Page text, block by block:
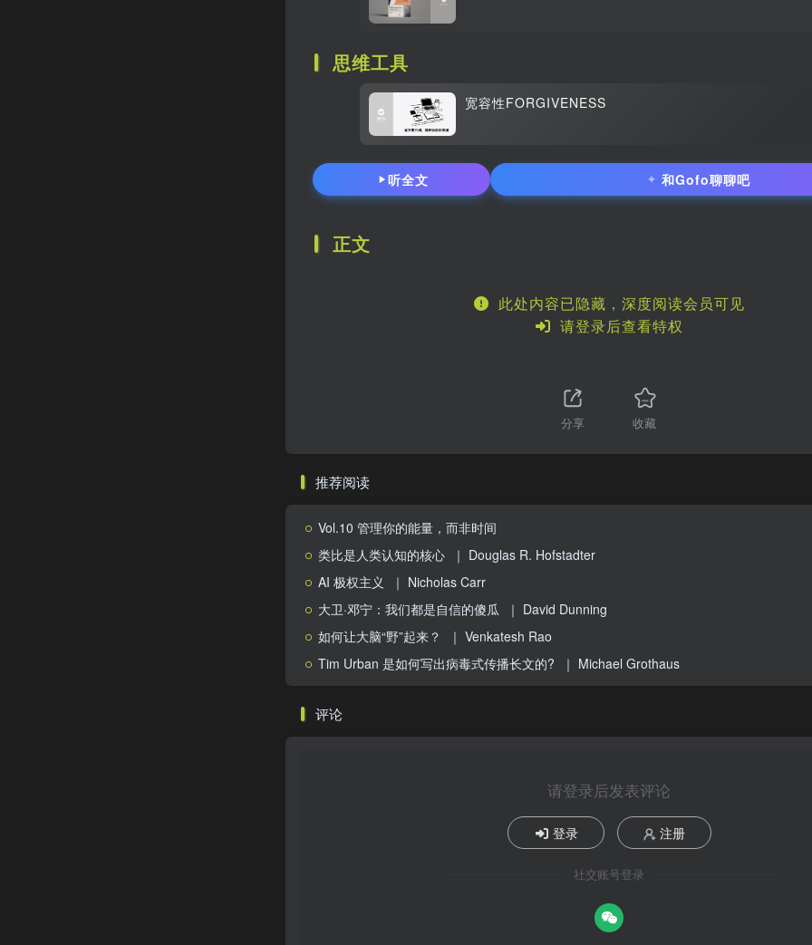
思维工具
宽容性FORGIVENESS
听全文 ✦ 和Gofo聊聊吧
正文
此处内容已隐藏，深度阅读会员可见
请登录后查看特权
分享 收藏
推荐阅读
Vol.10 管理你的能量，而非时间
类比是人类认知的核心 ｜ Douglas R. Hofstadter
AI 极权主义 ｜ Nicholas Carr
大卫·邓宁：我们都是自信的傻瓜 ｜ David Dunning
如何让大脑“野”起来？
｜ Venkatesh Rao
Tim Urban 是如何写出病毒式传播长文的? ｜ Michael Grothaus
评论
请登录后发表评论
登录 注册
社交账号登录